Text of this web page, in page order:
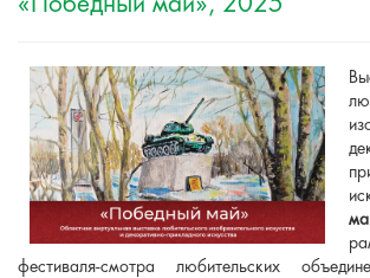
фестиваля-смотра любительских